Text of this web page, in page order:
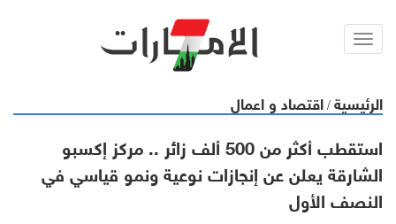
Toggl
الرئيسية / اقتصاد و اعمال
استقطب أكثر من 500 ألف زائر .. مركز إكسبو
الشارقة يعلن عن إنجازات نوعية ونمو قياسي في
النصف الأول